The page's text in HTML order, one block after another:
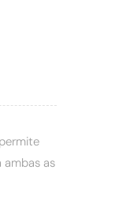
ambas as